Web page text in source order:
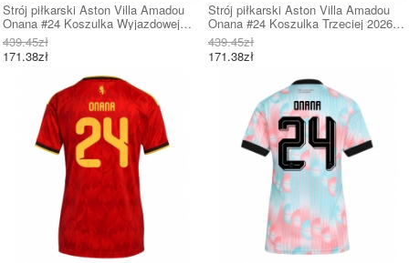
Strój piłkarski Aston Villa Amadou
Onana #24 Koszulka Wyjazdowej
2026-27 Krótki Rękaw
439.45zł
171.38zł
Strój piłkarski Aston Villa Amadou
Onana #24 Koszulka Trzeciej 2026-
27 Krótki Rękaw
439.45zł
171.38zł